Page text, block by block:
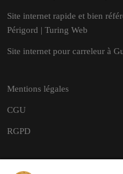
Site internet rapide et bien
Périgord | Turing Web
Site internet pour carreleur à
Mentions légales
CGU
RGPD